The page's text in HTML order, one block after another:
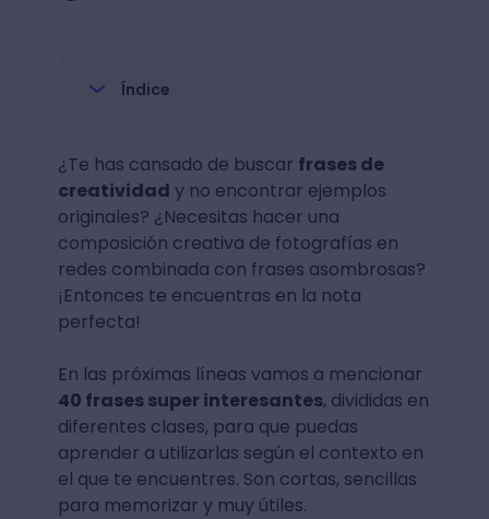
Índice
¿Te has cansado de buscar frases de
creatividad y no encontrar ejemplos
originales? ¿Necesitas hacer una
composición creativa de fotografías en
redes combinada con frases asombrosas?
¡Entonces te encuentras en la nota
perfecta!
En las próximas líneas vamos a mencionar
40 frases super interesantes, divididas en
diferentes clases, para que puedas
aprender a utilizarlas según el contexto en
el que te encuentres. Son cortas, sencillas
para memorizar y muy útiles.